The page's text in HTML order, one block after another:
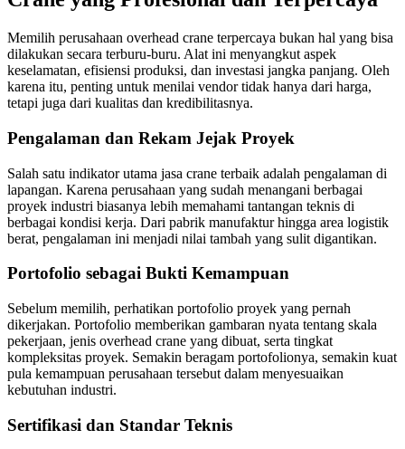
Memilih perusahaan overhead crane terpercaya bukan hal yang bisa
dilakukan secara terburu-buru. Alat ini menyangkut aspek
keselamatan, efisiensi produksi, dan investasi jangka panjang. Oleh
karena itu, penting untuk menilai vendor tidak hanya dari harga,
tetapi juga dari kualitas dan kredibilitasnya.
Pengalaman dan Rekam Jejak Proyek
Salah satu indikator utama jasa crane terbaik adalah pengalaman di
lapangan. Karena perusahaan yang sudah menangani berbagai
proyek industri biasanya lebih memahami tantangan teknis di
berbagai kondisi kerja. Dari pabrik manufaktur hingga area logistik
berat, pengalaman ini menjadi nilai tambah yang sulit digantikan.
Portofolio sebagai Bukti Kemampuan
Sebelum memilih, perhatikan portofolio proyek yang pernah
dikerjakan. Portofolio memberikan gambaran nyata tentang skala
pekerjaan, jenis overhead crane yang dibuat, serta tingkat
kompleksitas proyek. Semakin beragam portofolionya, semakin kuat
pula kemampuan perusahaan tersebut dalam menyesuaikan
kebutuhan industri.
Sertifikasi dan Standar Teknis